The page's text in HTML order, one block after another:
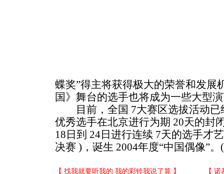
蝶奖”得主将获得极大的荣誉和发展
国》舞台的选手也将成为一些大型
目前，全国 7大赛区选拔活动已
优秀选手在北京进行为期 20天的封
18日到 24日进行连续 7天的选手才
决赛 )，诞生 2004年度“中国偶像”